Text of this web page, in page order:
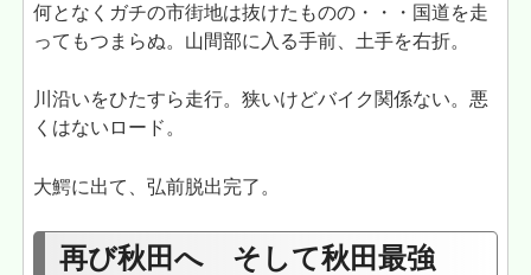
何となくガチの市街地は抜けたものの・・・国道を走
ってもつまらぬ。山間部に入る手前、土手を右折。
川沿いをひたすら走行。狭いけどバイク関係ない。悪
くはないロード。
大鰐に出て、弘前脱出完了。
再び秋田へ そして秋田最強